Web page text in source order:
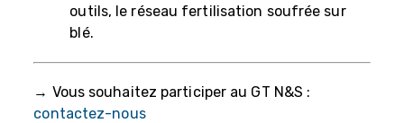
outils, le réseau fertilisation soufrée sur
blé.
→ Vous souhaitez participer au GT N&S :
contactez-nous